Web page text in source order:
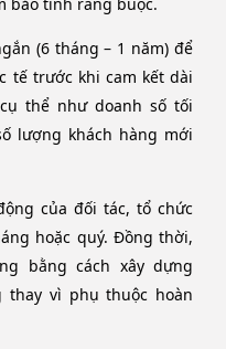
(6 tháng – 1 năm) để
tế trước khi cam kết dài
thể như doanh số tối
lượng khách hàng mới
của đối tác, tổ chức
hoặc quý. Đồng thời,
bằng cách xây dựng
vì phụ thuộc hoàn